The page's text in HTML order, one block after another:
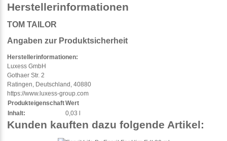
Herstellerinformationen
TOM TAILOR
Angaben zur Produktsicherheit
Herstellerinformationen:
Luxess GmbH
Gothaer Str. 2
Ratingen, Deutschland, 40880
https://www.luxess-group.com
ProdukteigenschaftWert
Inhalt:
0,03 l
Kunden kauften dazu folgende Artikel: